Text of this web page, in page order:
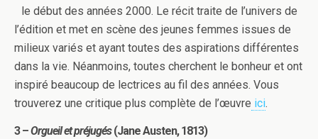
le début des années 2000. Le récit traite de l’univers de
l’édition et met en scène des jeunes femmes issues de
milieux variés et ayant toutes des aspirations différentes
dans la vie. Néanmoins, toutes cherchent le bonheur et ont
inspiré beaucoup de lectrices au fil des années. Vous
trouverez une critique plus complète de l’œuvre ici.
3 –Orgueil et préjugés(Jane Austen, 1813)